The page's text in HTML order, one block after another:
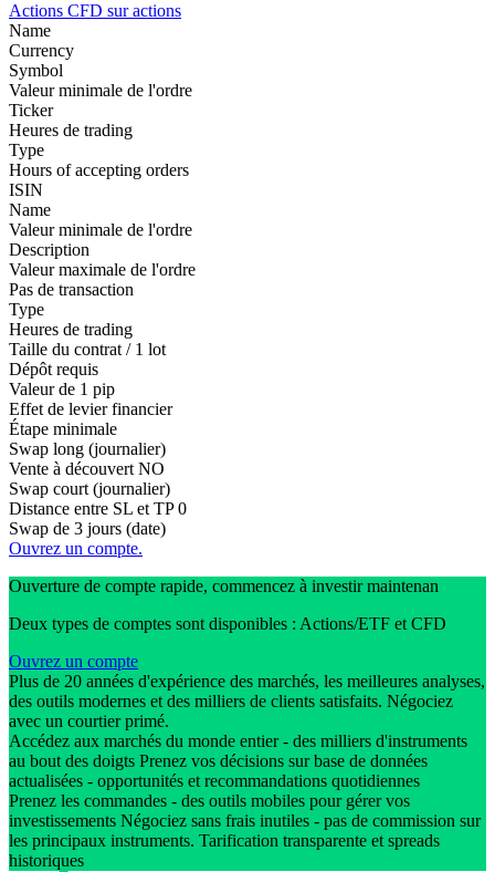
Actions CFD sur actions
Name
Currency
Symbol
Valeur minimale de l'ordre
Ticker
Heures de trading
Type
Hours of accepting orders
ISIN
Name
Valeur minimale de l'ordre
Description
Valeur maximale de l'ordre
Pas de transaction
Type
Heures de trading
Taille du contrat / 1 lot
Dépôt requis
Valeur de 1 pip
Effet de levier financier
Étape minimale
Swap long (journalier)
Vente à découvert NO
Swap court (journalier)
Distance entre SL et TP 0
Swap de 3 jours (date)
Ouvrez un compte.
Ouverture de compte rapide, commencez à investir maintenan
Deux types de comptes sont disponibles : Actions/ETF et CFD
Ouvrez un compte
Plus de 20 années d'expérience des marchés, les meilleures analyses,
des outils modernes et des milliers de clients satisfaits. Négociez
avec un courtier primé.
Accédez aux marchés du monde entier - des milliers d'instruments
au bout des doigts Prenez vos décisions sur base de données
actualisées - opportunités et recommandations quotidiennes
Prenez les commandes - des outils mobiles pour gérer vos
investissements Négociez sans frais inutiles - pas de commission sur
les principaux instruments. Tarification transparente et spreads
historiques